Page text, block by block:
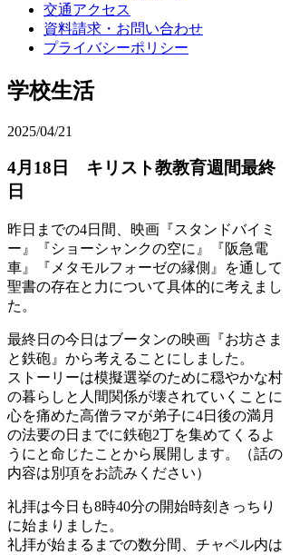
交通アクセス
資料請求・お問い合わせ
プライバシーポリシー
学校生活
2025/04/21
4月18日 キリスト教教育週間最終
日
昨日までの4日間、映画『スタンドバイミ
ー』『ショーシャンクの空に』『阪急電
車』『メタモルフォーゼの縁側』を通して
聖書の存在と力について具体的に考えまし
た。
最終日の今日はブータンの映画『お坊さま
と鉄砲』から考えることにしました。
ストーリーは模擬選挙のために穏やかな村
の暮らしと人間関係が壊されていくことに
心を痛めた高僧ラマが弟子に4日後の満月
の法要の日までに鉄砲2丁を集めてくるよ
うにと命じたことから展開します。（話の
内容は別項をお読みください）
礼拝は今日も8時40分の開始時刻きっちり
に始まりました。
礼拝が始まるまでの数分間、チャペル内は